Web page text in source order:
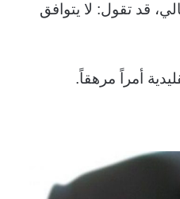
قد تقول: لا يتوافق
أمراً مرهقاً.